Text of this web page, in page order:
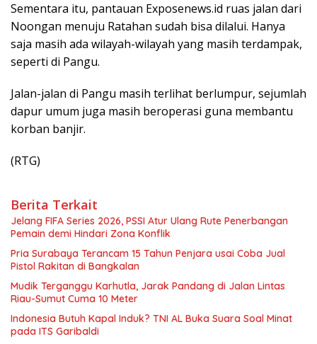
Sementara itu, pantauan Exposenews.id ruas jalan dari
Noongan menuju Ratahan sudah bisa dilalui. Hanya
saja masih ada wilayah-wilayah yang masih terdampak,
seperti di Pangu.
Jalan-jalan di Pangu masih terlihat berlumpur, sejumlah
dapur umum juga masih beroperasi guna membantu
korban banjir.
(RTG)
Berita Terkait
Jelang FIFA Series 2026, PSSI Atur Ulang Rute Penerbangan
Pemain demi Hindari Zona Konflik
Pria Surabaya Terancam 15 Tahun Penjara usai Coba Jual
Pistol Rakitan di Bangkalan
Mudik Terganggu Karhutla, Jarak Pandang di Jalan Lintas
Riau-Sumut Cuma 10 Meter
Indonesia Butuh Kapal Induk? TNI AL Buka Suara Soal Minat
pada ITS Garibaldi